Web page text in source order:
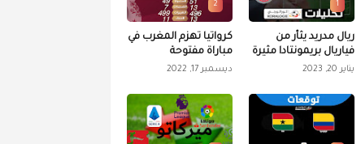
1
ريال مدريد يثأر من
فياريال بريمونتادا مثيرة
يناير 20, 2023
2
كرواتيا تهزم المغرب في
مباراة مفتوحة
ديسمبر 17, 2022